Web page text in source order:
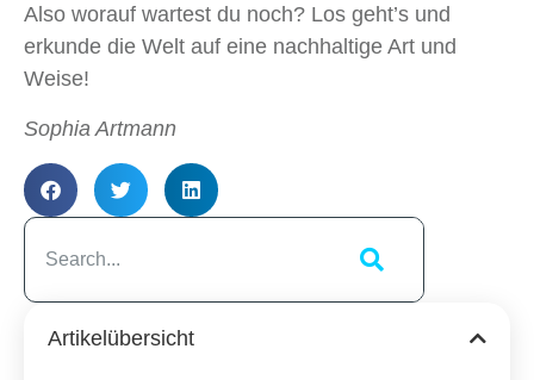
Also worauf wartest du noch? Los geht’s und
erkunde die Welt auf eine nachhaltige Art und
Weise!
Sophia Artmann
Artikelübersicht